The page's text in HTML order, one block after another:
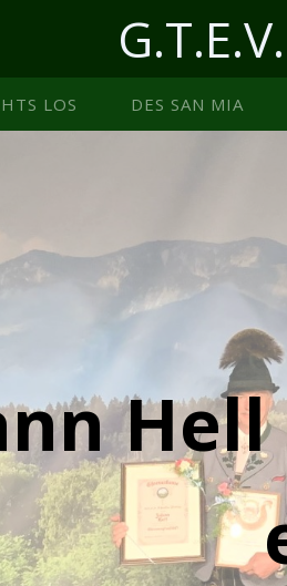
LOS DES SAN MIA